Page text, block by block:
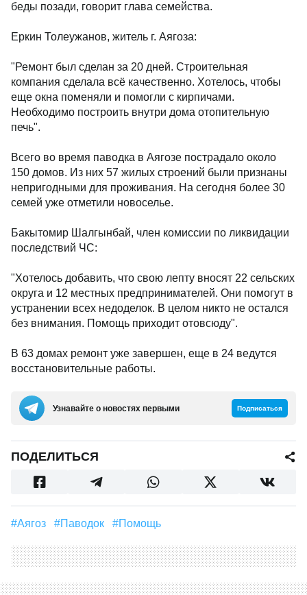
беды позади, говорит глава семейства.
Еркин Толеужанов, житель г. Аягоза:
"Ремонт был сделан за 20 дней. Строительная
компания сделала всё качественно. Хотелось, чтобы
еще окна поменяли и помогли с кирпичами.
Необходимо построить внутри дома отопительную
печь".
Всего во время паводка в Аягозе пострадало около
150 домов. Из них 57 жилых строений были признаны
непригодными для проживания. На сегодня более 30
семей уже отметили новоселье.
Бакытомир Шалгынбай, член комиссии по ликвидации
последствий ЧС:
"Хотелось добавить, что свою лепту вносят 22 сельских
округа и 12 местных предпринимателей. Они помогут в
устранении всех недоделок. В целом никто не остался
без внимания. Помощь приходит отовсюду".
В 63 домах ремонт уже завершен, еще в 24 ведутся
восстановительные работы.
Узнавайте о новостях первыми Подписаться
ПОДЕЛИТЬСЯ
#Аягоз #Паводок #Помощь